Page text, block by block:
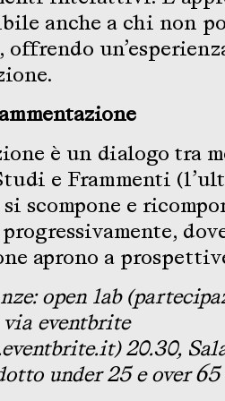
anche a chi non
offrendo
è un dialogo tra
e Frammenti
scompone e
aprono a
open lab
eventbrite
20.30,
under 25 e over 65